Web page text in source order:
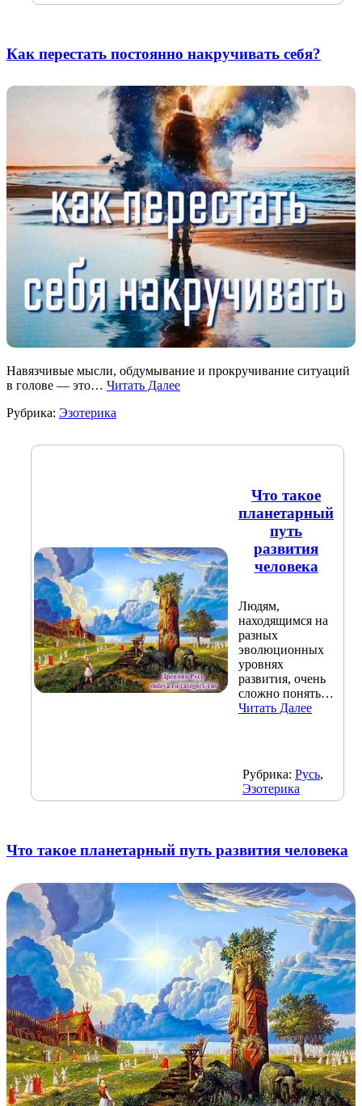
Как перестать постоянно накручивать себя?
Навязчивые мысли, обдумывание и прокручивание ситуаций
в голове — это… Читать Далее
Рубрика: Эзотерика
Что такое
планетарный
путь
развития
человека
Людям,
находящимся на
разных
эволюционных
уровнях
развития, очень
сложно понять…
Читать Далее
Рубрика: Русь,
Эзотерика
Что такое планетарный путь развития человека